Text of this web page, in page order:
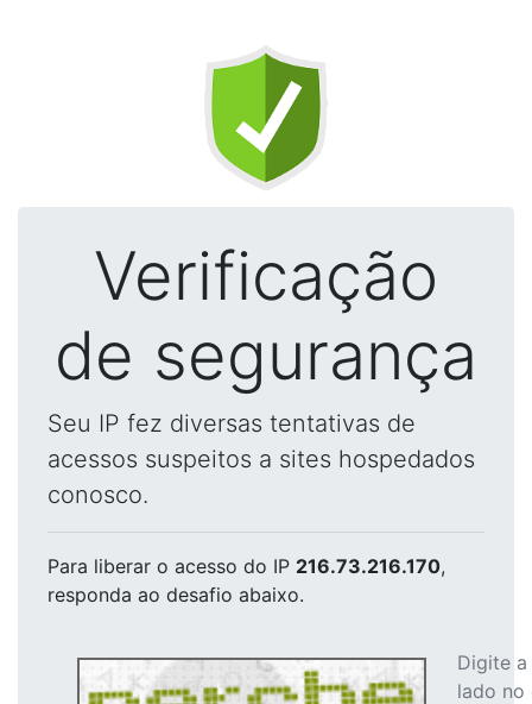
Verificação
de segurança
Seu IP fez diversas tentativas de
acessos suspeitos a sites hospedados
conosco.
Para liberar o acesso do IP 216.73.216.170,
responda ao desafio abaixo.
Digite
lado no